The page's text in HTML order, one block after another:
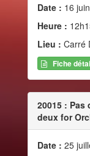
Date : 16
Heure :
Lieu : Carré
Fiche
20015 : Pas
deux for
Date : 25